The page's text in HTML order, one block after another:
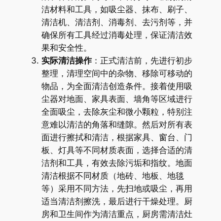
洁材料和工具，如吸尘器、抹布、刷子、
清洁机、清洁剂、消毒剂、去污剂等，并
确保所有工具经过消毒处理，保证清洁效
果和安全性。
实际清洁操作：正式清洁前，先进行初步
整理，清理空间中的杂物、移除可移动的
物品，为全面清洁创造条件。接着使用吸
尘器对地面、家具表面、墙角等区域进行
全面吸尘，去除灰尘和微小颗粒，特别注
意难以清洁的角落和缝隙。然后对所有表
面进行擦拭和清洁，根据家具、窗台、门
板、灯具等不同材质表面，选择合适的清
洁剂和工具，有效去除污垢和指纹。地面
清洁根据不同材质（地砖、地板、地毯
等）采用不同方法，先扫地或吸尘，再用
适当清洁剂擦洗，最后进行干燥处理。厨
房和卫生间作为清洁重点，厨房需清洁灶